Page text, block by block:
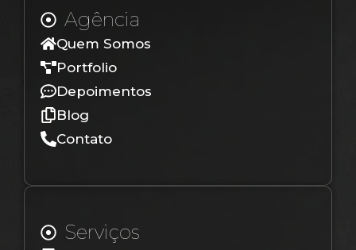
Agência
Quem Somos
Portfolio
Depoimentos
Blog
Contato
Serviços